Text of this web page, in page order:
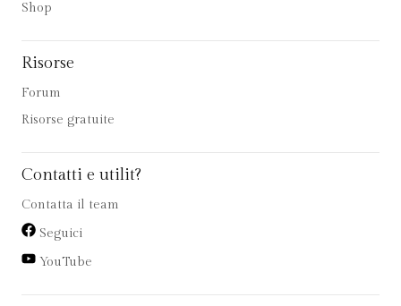
Shop
Risorse
Forum
Risorse gratuite
Contatti e utilit?
Contatta il team
Seguici
YouTube